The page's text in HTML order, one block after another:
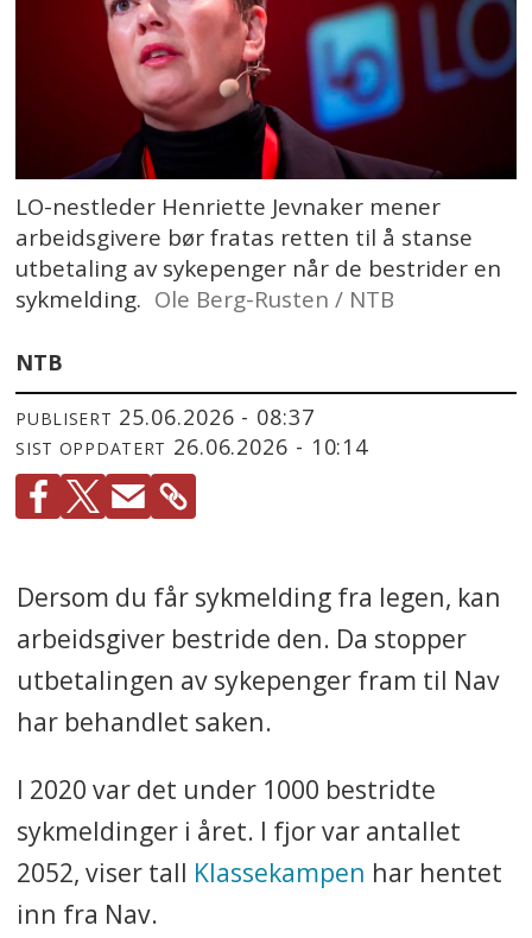
LO-nestleder Henriette Jevnaker mener
arbeidsgivere bør fratas retten til å stanse
utbetaling av sykepenger når de bestrider en
sykmelding. Ole Berg-Rusten / NTB
NTB
PUBLISERT 25.06.2026 - 08:37
SIST OPPDATERT 26.06.2026 - 10:14
Dersom du får sykmelding fra legen, kan
arbeidsgiver bestride den. Da stopper
utbetalingen av sykepenger fram til Nav
har behandlet saken.
I 2020 var det under 1000 bestridte
sykmeldinger i året. I fjor var antallet
2052, viser tall Klassekampen har hentet
inn fra Nav.